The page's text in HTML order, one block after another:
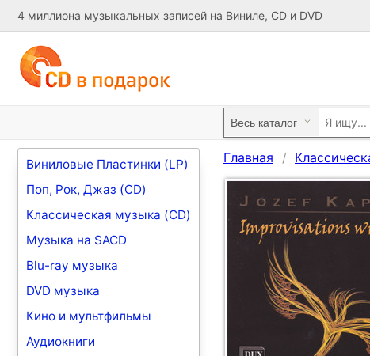
4 миллиона музыкальных записей на Виниле, CD и DVD
Виниловые Пластинки (LP)
Поп, Рок, Джаз (CD)
Классическая музыка (CD)
Музыка на SACD
Blu-ray музыка
DVD музыка
Кино и мультфильмы
Аудиокниги
Главная